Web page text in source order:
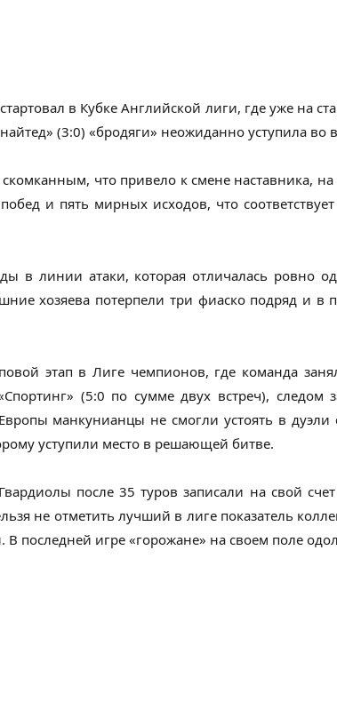
в Кубке Английской лиги, где уже на
(3:0) «бродяги» неожиданно уступила во
что привело к смене наставника,
и пять мирных исходов, что
в линии атаки, которая отличалась ровно
хозяева потерпели три фиаско подряд и в
этап в Лиге чемпионов, где команда
(5:0 по сумме двух встреч), следом
манкунианцы не смогли устоять в
уступили место в решающей битве.
после 35 туров записали на свой
не отметить лучший в лиге показатель
последней игре «горожане» на своем поле